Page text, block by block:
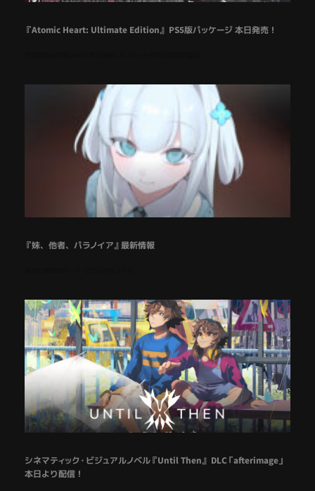
『Atomic Heart: Ultimate Edition』 PS5版パッケージ 本日発売！
『妹、他者、パラノイア』最新情報
シネマティック・ビジュアルノベル『Until Then』 DLC「afterimage」
本日より配信！